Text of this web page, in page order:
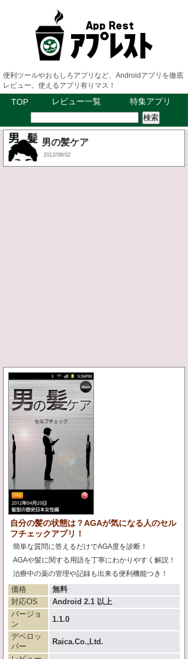
便利ツールやおもしろアプリなど、Androidアプリを徹底
レビュー。使えるアプリ有りマス！
TOP レビュー一覧 特集アプリ
男の髪ケア
2012/08/02
自分の髪の状態は？AGAが気になる人のセル
フチェックアプリ！
簡単な質問に答えるだけでAGA度を診断！
AGAや髪に関する用語を丁寧にわかりやすく解説！
治療中の薬の管理や記録も出来る便利機能つき！
価格
無料
対応OS
Android 2.1 以上
バージョ
ン
1.1.0
デベロッ
パー
Raica.Co.,Ltd.